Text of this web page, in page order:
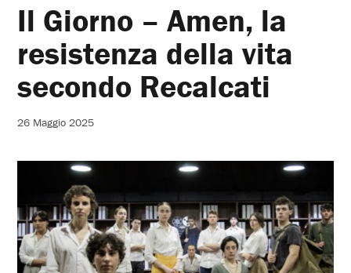
Il Giorno – Amen, la
resistenza della vita
secondo Recalcati
26 Maggio 2025